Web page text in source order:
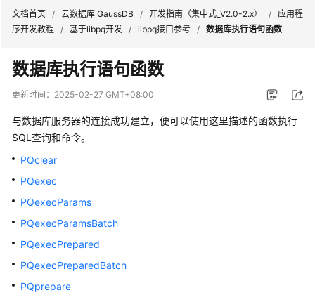
最
新
动
服
公
告
品
介
绍
计
文档首页 / 云数据库 GaussDB / 开发指南（集中式_V2.0-2.x） / 应用程
序开发教程 / 基于libpq开发 / libpq接口参考 / 数据库执行语句函数
数据库执行语句函数
更新时间： 2025-02-27 GMT+08:00
与数据库服务器的连接成功建立，便可以使用这里描述的函数执行
SQL查询和命令。
PQclear
PQexec
PQexecParams
PQexecParamsBatch
PQexecPrepared
PQexecPreparedBatch
PQprepare